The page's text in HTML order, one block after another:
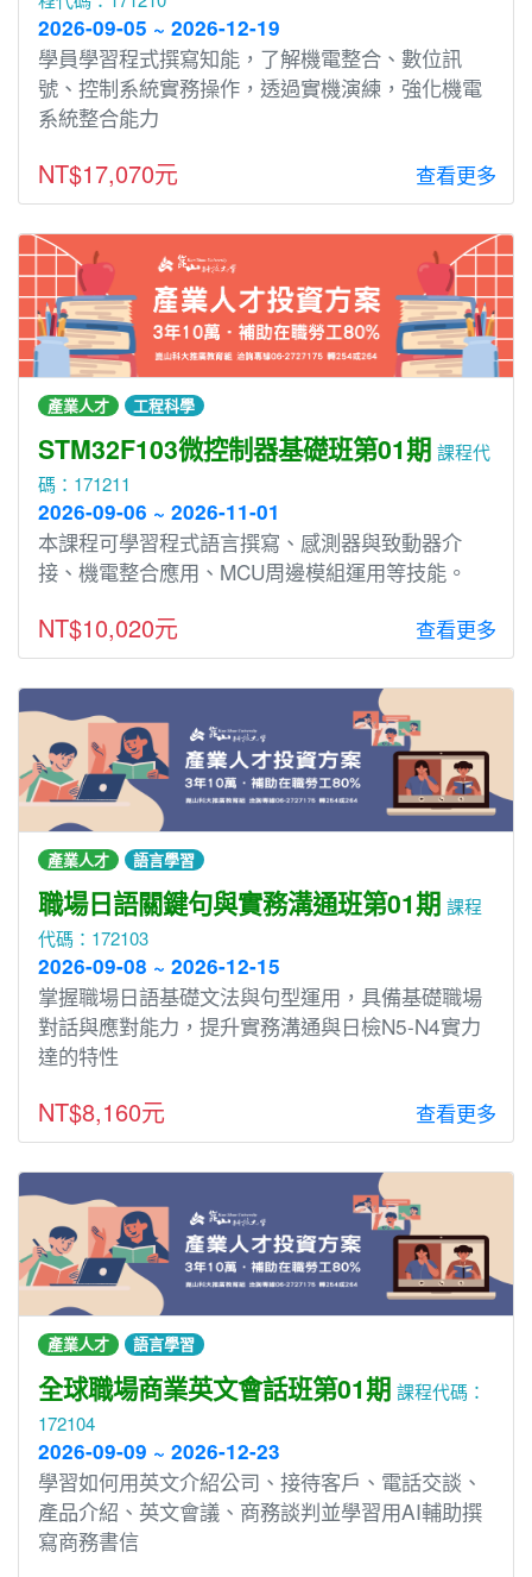
2026-09-05 ~ 2026-12-19
學員學習程式撰寫知能，了解機電整合、數位訊
號、控制系統實務操作，透過實機演練，強化機電
系統整合能力
NT$17,070元 查看更多
產業人才 工程科學
STM32F103微控制器基礎班第01期 課程代
碼：171211
2026-09-06 ~ 2026-11-01
本課程可學習程式語言撰寫、感測器與致動器介
接、機電整合應用、MCU周邊模組運用等技能。
NT$10,020元 查看更多
產業人才 語言學習
職場日語關鍵句與實務溝通班第01期 課程
代碼：172103
2026-09-08 ~ 2026-12-15
掌握職場日語基礎文法與句型運用，具備基礎職場
對話與應對能力，提升實務溝通與日檢N5-N4實力
達的特性
NT$8,160元 查看更多
產業人才 語言學習
全球職場商業英文會話班第01期 課程代碼：
172104
2026-09-09 ~ 2026-12-23
學習如何用英文介紹公司、接待客戶、電話交談、
產品介紹、英文會議、商務談判並學習用AI輔助撰
寫商務書信